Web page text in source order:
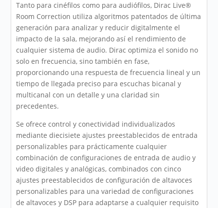
Tanto para cinéfilos como para audiófilos, Dirac Live®
Room Correction utiliza algoritmos patentados de última
generación para analizar y reducir digitalmente el
impacto de la sala, mejorando así el rendimiento de
cualquier sistema de audio. Dirac optimiza el sonido no
solo en frecuencia, sino también en fase,
proporcionando una respuesta de frecuencia lineal y un
tiempo de llegada preciso para escuchas bicanal y
multicanal con un detalle y una claridad sin
precedentes.
Se ofrece control y conectividad individualizados
mediante diecisiete ajustes preestablecidos de entrada
personalizables para prácticamente cualquier
combinación de configuraciones de entrada de audio y
video digitales y analógicas, combinados con cinco
ajustes preestablecidos de configuración de altavoces
personalizables para una variedad de configuraciones
de altavoces y DSP para adaptarse a cualquier requisito